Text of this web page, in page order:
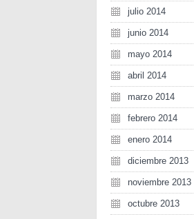
julio 2014
junio 2014
mayo 2014
abril 2014
marzo 2014
febrero 2014
enero 2014
diciembre 2013
noviembre 2013
octubre 2013